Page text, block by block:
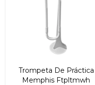
Trompeta De Práctica
Memphis Ftpltmwh